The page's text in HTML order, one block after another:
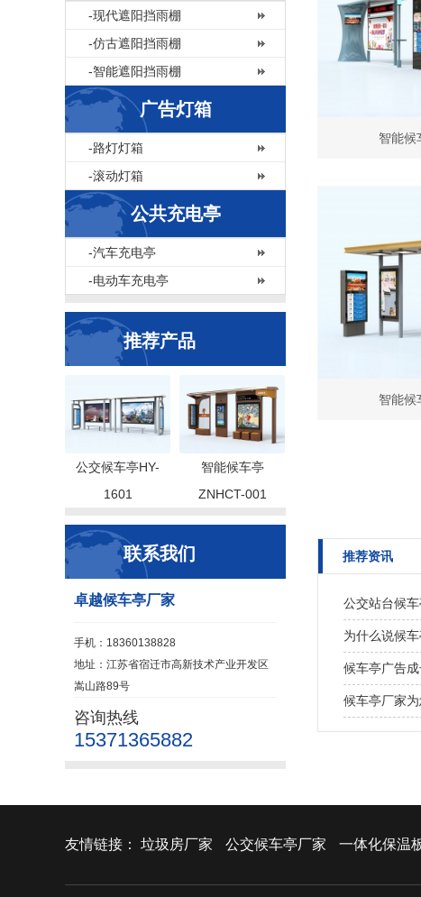
-现代遮阳挡雨棚
-仿古遮阳挡雨棚
-智能遮阳挡雨棚
广告灯箱
-路灯灯箱
-滚动灯箱
公共充电亭
-汽车充电亭
-电动车充电亭
推荐产品
公交候车亭HY-
1601
智能候车亭
ZNHCT-001
联系我们
卓越候车亭厂家
手机：18360138828
地址：江苏省宿迁市高新技术产业开发区
嵩山路89号
咨询热线
15371365882
智能候
智能候
推荐资讯
公交站台候
为什么说候
候车亭广告成
候车亭厂家
友情链接： 垃圾房厂家 公交候车亭厂家 一体化保温